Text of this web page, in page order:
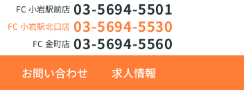
FC 小岩駅前店 03-5694-5501
FC 小岩駅北口店 03-5694-5530
FC 金町店 03-5694-5560
お問い合わせ 求人情報